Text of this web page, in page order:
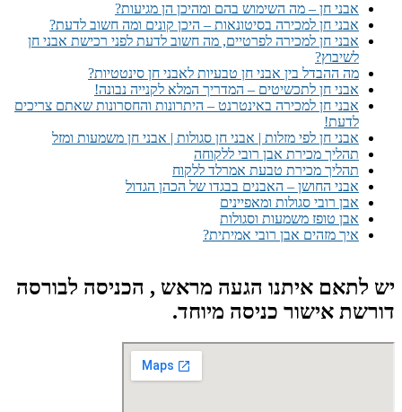
אבני חן – מה השימוש בהם ומהיכן הן מגיעות?
אבני חן למכירה בסיטונאות – היכן קונים ומה חשוב לדעת?
אבני חן למכירה לפרטיים, מה חשוב לדעת לפני רכישת אבני חן
לשיבוץ?
מה ההבדל בין אבני חן טבעיות לאבני חן סינטטיות?
אבני חן לתכשיטים – המדריך המלא לקנייה נבונה!
אבני חן למכירה באינטרנט – היתרונות והחסרונות שאתם צריכים
לדעת!
אבני חן לפי מזלות | אבני חן סגולות | אבני חן משמעות ומזל
תהליך מכירת אבן רובי ללקוחה
תהליך מכירת טבעת אמרלד ללקוח
אבני החושן – האבנים בבגדו של הכהן הגדול
אבן רובי סגולות ומאפיינים
אבן טופז משמעות וסגולות
איך מזהים אבן רובי אמיתית?
יש לתאם איתנו הגעה מראש , הכניסה לבורסה
דורשת אישור כניסה מיוחד.